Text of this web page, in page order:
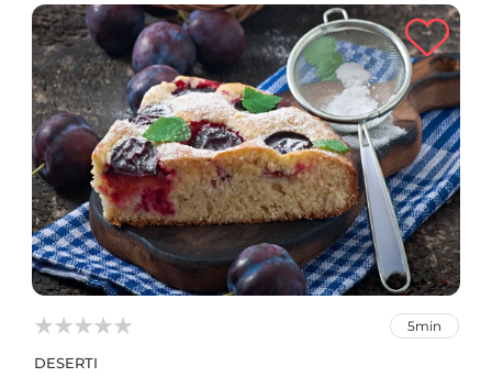


 5min
DESERTI